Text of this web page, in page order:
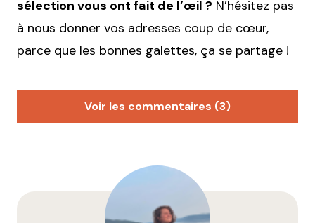
sélection vous ont fait de l’œil ? N’hésitez pas
à nous donner vos adresses coup de cœur,
parce que les bonnes galettes, ça se partage !
Voir les commentaires (3)
Lyon, Lyon, Lyon… toujours Lyon.
Les centristes oublient Tonnerre de Brest, cours
Emile Zola, métro Flachet à VILLEURBANNE,